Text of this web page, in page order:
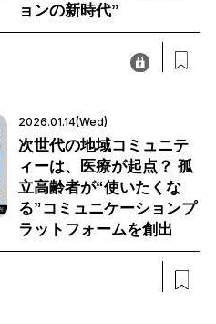
ョンの新時代”
2026.01.14(Wed)
次世代の地域コミュニテ
ィーは、医療が起点？ 孤
立高齢者が“使いたくな
る”コミュニケーションプ
ラットフォームを創出